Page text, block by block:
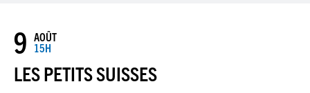
JAZZENDA
9 AOÛT
15H
LES PETITS SUISSES